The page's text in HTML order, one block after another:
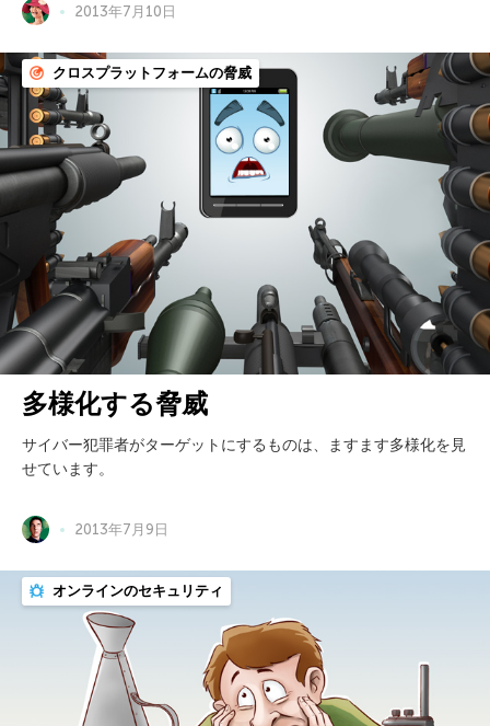
2013年7月10日
クロスプラットフォームの脅威
多様化する脅威
サイバー犯罪者がターゲットにするものは、ますます多様化を見
せています。
2013年7月9日
オンラインのセキュリティ